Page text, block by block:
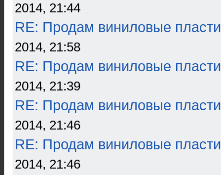
2014, 21:44
RE: Продам виниловые
2014, 21:58
RE: Продам виниловые
2014, 21:39
RE: Продам виниловые
2014, 21:46
RE: Продам виниловые
2014, 21:46